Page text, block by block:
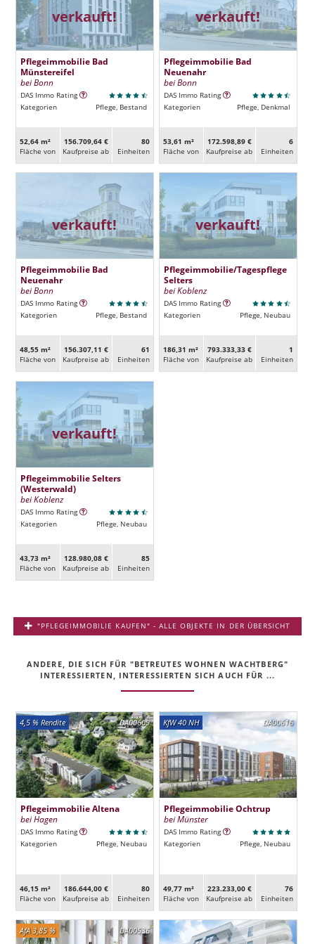
verkauft!
Pflegeimmobilie Bad
Münstereifel
bei Bonn
DAS Immo Rating
Kategorien
Pflege, Bestand
52,64 m²
Fläche von
156.709,64 €
Kaufpreise ab
80
Ein­heiten
verkauft!
Pflegeimmobilie Bad
Neuenahr
bei Bonn
DAS Immo Rating
Kategorien
Pflege, Denkmal
53,61 m²
Fläche von
172.598,89 €
Kaufpreise ab
6
Ein­heiten
verkauft!
Pflegeimmobilie Bad
Neuenahr
bei Bonn
DAS Immo Rating
Kategorien
Pflege, Bestand
48,55 m²
Fläche von
156.307,11 €
Kaufpreise ab
61
Ein­heiten
verkauft!
Pflegeimmobilie/Tagespflege
Selters
bei Koblenz
DAS Immo Rating
Kategorien
Pflege, Neubau
186,31 m²
Fläche von
793.333,33 €
Kaufpreise ab
1
Ein­heiten
verkauft!
Pflegeimmobilie Selters
(Westerwald)
bei Koblenz
DAS Immo Rating
Kategorien
Pflege, Neubau
43,73 m²
Fläche von
128.980,08 €
Kaufpreise ab
85
Ein­heiten
"PFLEGEIMMOBILIE KAUFEN" - ALLE OBJEKTE IN DER ÜBERSICHT
ANDERE, DIE SICH FÜR "BETREUTES WOHNEN WACHTBERG"
INTERESSIERTEN, INTERESSIERTEN SICH AUCH FÜR ...
DA00609
4,5 % Rendite
Pflegeimmobilie Altena
bei Hagen
DAS Immo Rating
Kategorien
Pflege, Neubau
46,15 m²
Fläche von
186.644,00 €
Kaufpreise ab
80
Ein­heiten
DA00616
KfW 40 NH
Pflegeimmobilie Ochtrup
bei Münster
DAS Immo Rating
Kategorien
Pflege, Neubau
49,77 m²
Fläche von
223.233,00 €
Kaufpreise ab
76
Ein­heiten
DA00536
AfA 3,85 %